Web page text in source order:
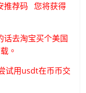
推荐码 您将获得
话去淘宝买个美国
。
试用usdt在币币交